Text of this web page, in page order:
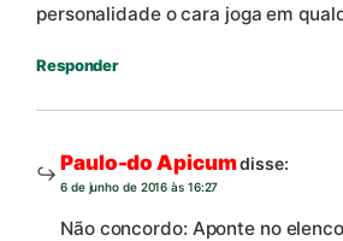
personalidade o cara joga em
Responder
Paulo-do Apicumdisse:
6 de junho de 2016 às 16:27
Não concordo: Aponte no